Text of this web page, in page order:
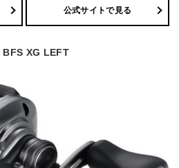
公式サイトで見る
BFS XG LEFT